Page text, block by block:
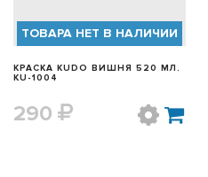
ТОВАРА НЕТ В НАЛИЧИИ
КРАСКА KUDO ВИШНЯ 520 МЛ.
KU-1004
290